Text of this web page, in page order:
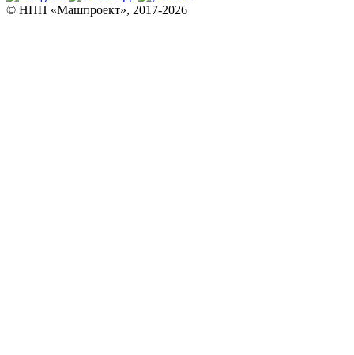
© НПП «Машпроект», 2017-2026